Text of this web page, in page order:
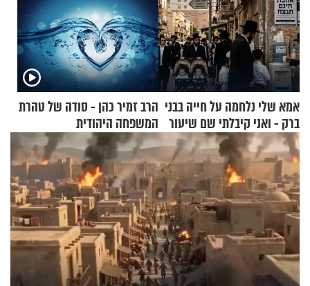
אמא שלי נלחמה על חייה בבני
ברק - ואני קיבלתי שם שיעור
באהבת חינם
הרב זמיר כהן - סודה של טהרת
המשפחה היהודית